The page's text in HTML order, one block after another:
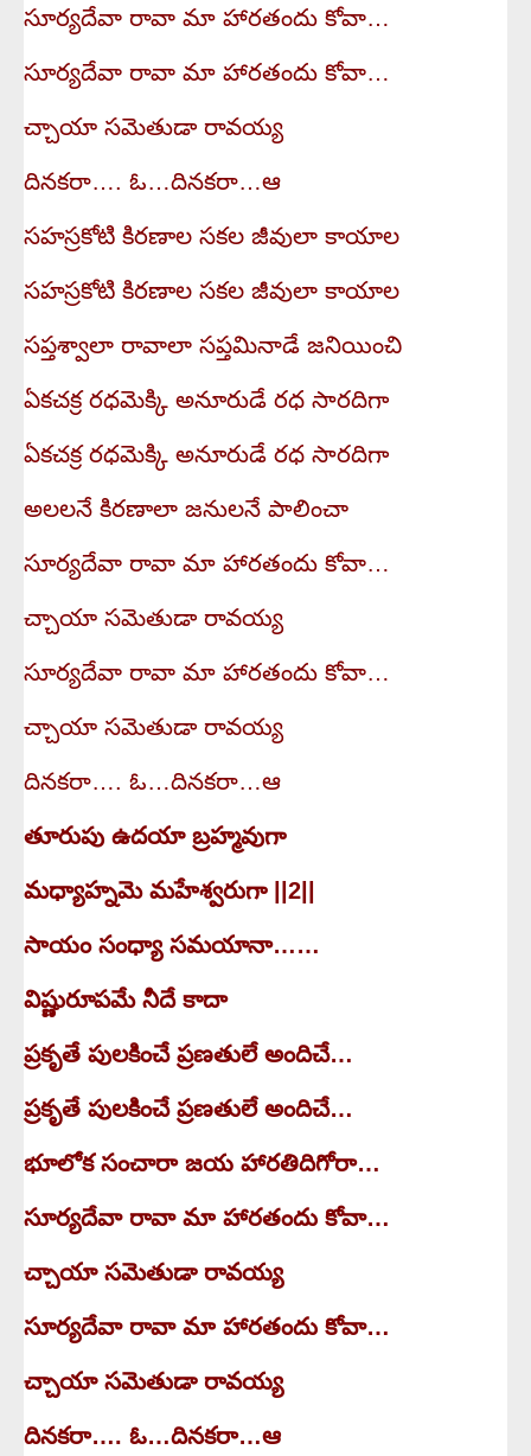
సూర్యదేవా రావా మా హారతందు కోవా…
సూర్యదేవా రావా మా హారతందు కోవా…
చ్చాయా సమెతుడా రావయ్య
దినకరా…. ఓ…దినకరా…ఆ
సహస్రకోటి కిరణాల సకల జీవులా కాయాల
సహస్రకోటి కిరణాల సకల జీవులా కాయాల
సప్తశ్వాలా రావాలా సప్తమినాడే జనియించి
ఏకచక్ర రధమెక్కి అనూరుడే రధ సారదిగా
ఏకచక్ర రధమెక్కి అనూరుడే రధ సారదిగా
అలలనే కిరణాలా జనులనే పాలించా
సూర్యదేవా రావా మా హారతందు కోవా…
చ్చాయా సమెతుడా రావయ్య
సూర్యదేవా రావా మా హారతందు కోవా…
చ్చాయా సమెతుడా రావయ్య
దినకరా…. ఓ…దినకరా…ఆ
తూరుపు ఉదయా బ్రహ్మవుగా
మధ్యాహ్నమె మహేశ్వరుగా ||2||
సాయం సంధ్యా సమయానా……
విష్ణురూపమే నీదే కాదా
ప్రకృతే పులకించే ప్రణతులే అందిచే…
ప్రకృతే పులకించే ప్రణతులే అందిచే…
భూలోక సంచారా జయ హారతిదిగోరా…
సూర్యదేవా రావా మా హారతందు కోవా…
చ్చాయా సమెతుడా రావయ్య
సూర్యదేవా రావా మా హారతందు కోవా…
చ్చాయా సమెతుడా రావయ్య
దినకరా…. ఓ…దినకరా…ఆ